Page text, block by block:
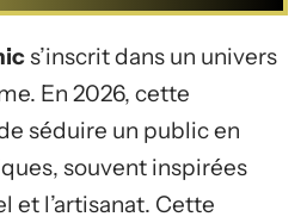
s’inscrit dans un univers
En 2026, cette
séduire un public en
souvent inspirées
et l’artisanat. Cette